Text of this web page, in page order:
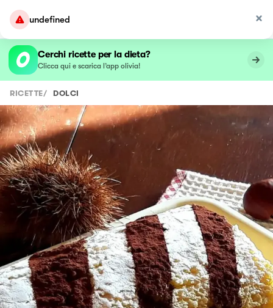
undefined
Cerchi ricette per la dieta?
Clicca qui e scarica l’app olivia!
RICETTE/ DOLCI